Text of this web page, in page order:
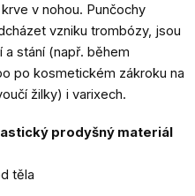
v nohou. Punčochy
vzniku trombózy, jsou
stání (např. během
po kosmetickém zákroku na
žilky) i varixech.
prodyšný materiál
těla